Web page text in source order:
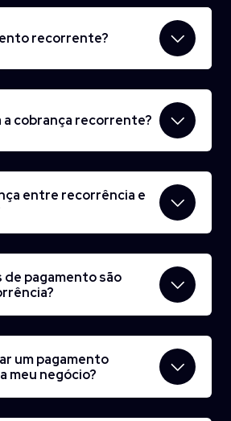
recorrente?
a cobrança recorrente?
entre recorrência e
de pagamento são
um pagamento
meu negócio?